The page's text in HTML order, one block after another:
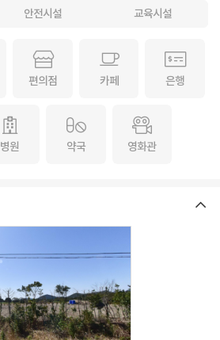
안전시설 교육시설
편의점 카페 은행
병원 약국 영화관